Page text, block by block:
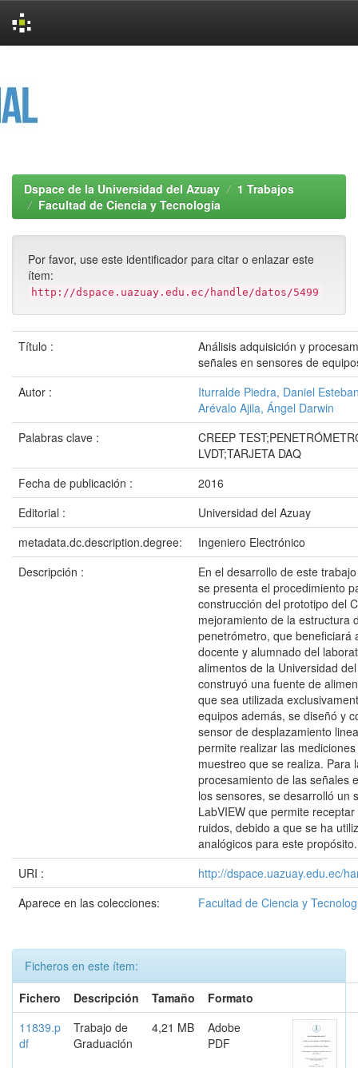
Dspace de la Universidad del Azuay
1 Trabajos
Facultad de Ciencia y Tecnología
Por favor, use este identificador para citar o enlazar este
ítem:
http://dspace.uazuay.edu.ec/handle/datos/5499
Título :
Análisis adquisición y
señales en sensores de
Autor :
Iturralde Piedra, Daniel
Arévalo Ajila, Ángel Darwin
Palabras clave :
CREEP
LVDT;TARJETA DAQ
Fecha de publicación :
2016
Editorial :
Universidad del Azuay
metadata.dc.description.degree:
Ingeniero Electrónico
Descripción :
En el desarrollo de este
se presenta el procedimiento
construcción del prototipo del
mejoramiento de la estructura
penetrómetro, que beneficiará
docente y alumnado del
alimentos de la Universidad
construyó una fuente de
que sea utilizada
equipos además, se diseñó y
sensor de desplazamiento
permite realizar las
muestreo que se realiza. Para
procesamiento de las señales
los sensores, se desarrolló un
LabVIEW que permite
ruidos, debido a que se ha
analógicos para este propósito.
URI :
http://dspace.uazuay.edu.ec/
Aparece en las colecciones:
Facultad de Ciencia y
Ficheros en este ítem:
Fichero
Descripción Tamaño
Formato
11839.p
df
Trabajo de
Graduación
4,21 MB
Adobe
PDF